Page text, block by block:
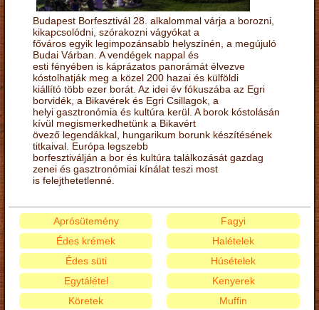
Budapest Borfesztivál 28. alkalommal várja a borozni,
kikapcsolódni, szórakozni vágyókat a
főváros egyik legimpozánsabb helyszínén, a megújuló
Budai Várban. A vendégek nappal és
esti fényében is káprázatos panorámát élvezve
kóstolhatják meg a közel 200 hazai és külföldi
kiállító több ezer borát. Az idei év fókuszába az Egri
borvidék, a Bikavérek és Egri Csillagok, a
helyi gasztronómia és kultúra kerül. A borok kóstolásán
kívül megismerkedhetünk a Bikavért
övező legendákkal, hungarikum borunk készítésének
titkaival. Európa legszebb
borfesztiválján a bor és kultúra találkozását gazdag
zenei és gasztronómiai kínálat teszi most
is felejthetetlenné.
Aprósütemény
Édes krémek
Édes süti
Egytálétel
Fagyi
Halételek
Húsételek
Kenyerek
Köretek
Muffin